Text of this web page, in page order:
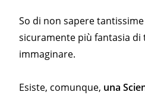
So di non sapere
sicuramente più fantasia di
immaginare.
Esiste, comunque, una